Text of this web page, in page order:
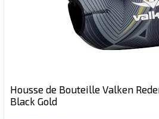
Housse de Bouteille Valken
Black Gold